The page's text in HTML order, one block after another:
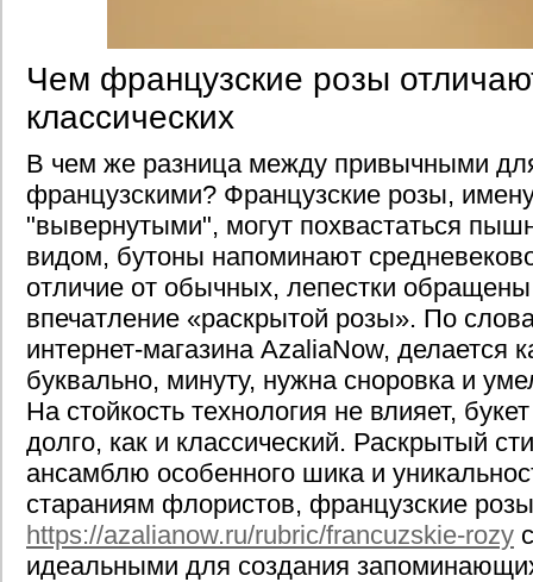
Чем французские розы
классических
В чем же разница между привычными
французскими? Французские розы,
"вывернутыми", могут похвастаться
видом, бутоны напоминают
отличие от обычных, лепестки обращены
впечатление «раскрытой розы». По
интернет-магазина AzaliaNow, делается
буквально, минуту, нужна сноровка и
На стойкость технология не влияет,
долго, как и классический. Раскрытый
ансамблю особенного шика и
стараниям флористов, французские розы
https://azalianow.ru/rubric/francuzskie-rozy
идеальными для создания